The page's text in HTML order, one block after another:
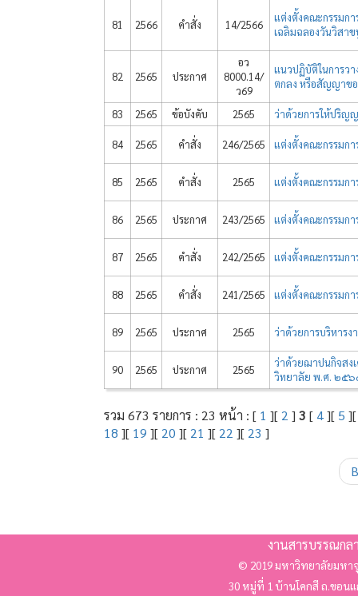
81 2566 คำสั่ง 14/2566
แต่งตั้งคณะกรรมก
เฉลิมฉลองวันวิสา
82 2565 ประกาศ
อว
8000.14/
ว69
แนวปฏิบัติในการว
ตกลง หรือสัญญาข
83 2565 ข้อบังคับ 2565 ว่าด้วยการให้ปริญ
84 2565 คำสั่ง 246/2565 แต่งตั้งคณะกรรมก
85 2565 คำสั่ง 2565 แต่งตั้งคณะกรรมก
86 2565 ประกาศ 243/2565 แต่งตั้งคณะกรรมก
87 2565 คำสั่ง 242/2565 แต่งตั้งคณะกรรมก
88 2565 คำสั่ง 241/2565 แต่งตั้งคณะกรรมก
89 2565 ประกาศ 2565 ว่าด้วยการบริหาร
90 2565 ประกาศ 2565
ว่าด้วยฌาปนกิจสง
วิทยาลัย พ.ศ. ๒๕
รวม 673 รายการ : 23 หน้า : [ 1 ][ 2 ] 3 [ 4][ 5
18 ][ 19 ][ 20 ][ 21 ][ 22 ][ 23 ]
งานสารบรรณก
© 2019 มหาวิทยาลัยมหา
30 หมู่ที่ 1 บ้านโคกสี ถ.ขอน